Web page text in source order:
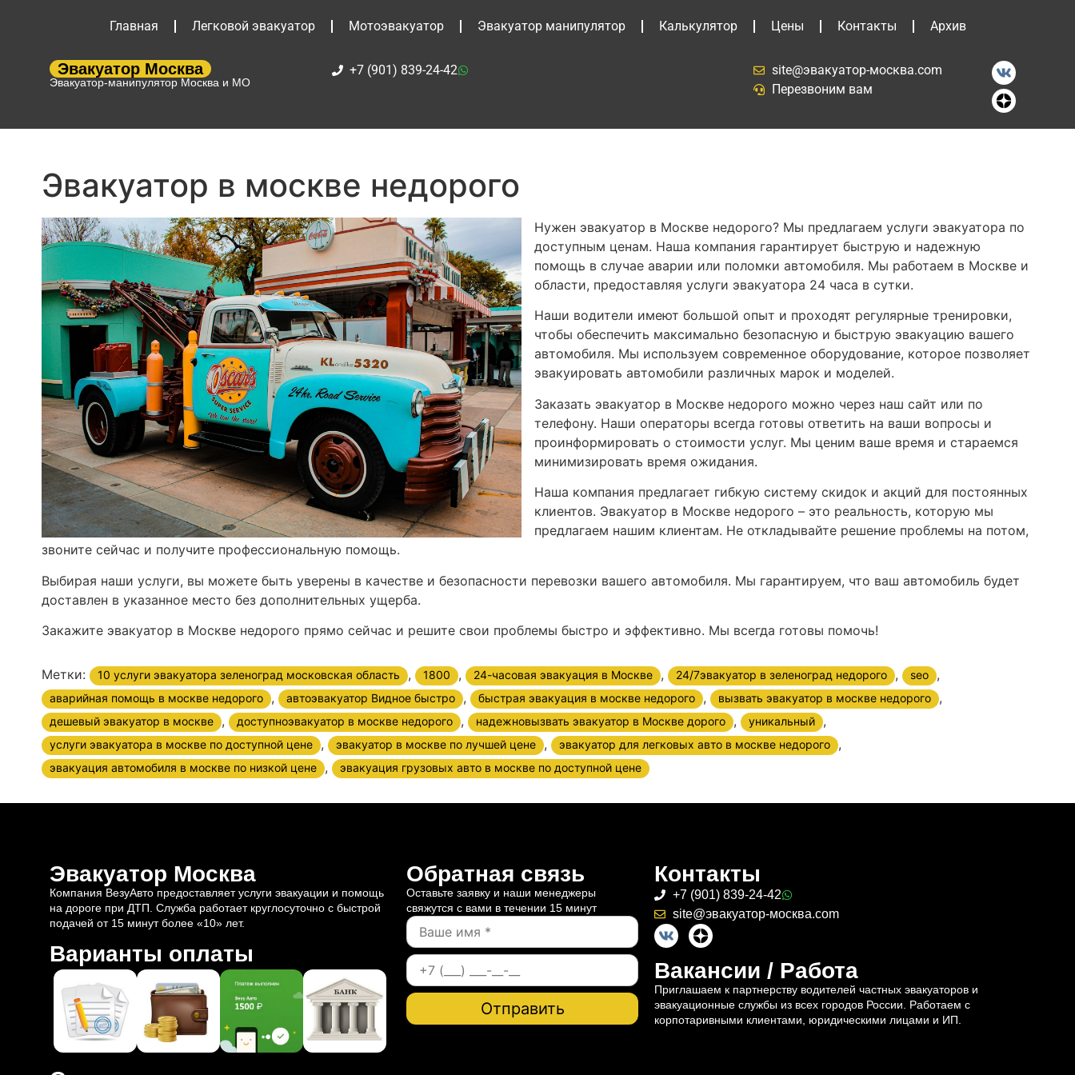
Главная Легковой эвакуатор Мотоэвакуатор Эвакуатор манипулятор Калькулятор Цены Контакты Архив
Эвакуатор Москва
Эвакуатор-манипулятор Москва и МО
+7 (901) 839-24-42
site@эвакуатор-москва.com
Перезвоним вам
Эвакуатор в москве недорого
Нужен эвакуатор в Москве недорого? Мы предлагаем услуги эвакуатора по
доступным ценам. Наша компания гарантирует быструю и надежную
помощь в случае аварии или поломки автомобиля. Мы работаем в Москве и
области, предоставляя услуги эвакуатора 24 часа в сутки.
Наши водители имеют большой опыт и проходят регулярные тренировки,
чтобы обеспечить максимально безопасную и быструю эвакуацию вашего
автомобиля. Мы используем современное оборудование, которое позволяет
эвакуировать автомобили различных марок и моделей.
Заказать эвакуатор в Москве недорого можно через наш сайт или по
телефону. Наши операторы всегда готовы ответить на ваши вопросы и
проинформировать о стоимости услуг. Мы ценим ваше время и стараемся
минимизировать время ожидания.
Наша компания предлагает гибкую систему скидок и акций для постоянных
клиентов. Эвакуатор в Москве недорого – это реальность, которую мы
предлагаем нашим клиентам. Не откладывайте решение проблемы на потом,
звоните сейчас и получите профессиональную помощь.
Выбирая наши услуги, вы можете быть уверены в качестве и безопасности перевозки вашего автомобиля. Мы гарантируем, что ваш автомобиль будет
доставлен в указанное место без дополнительных ущерба.
Закажите эвакуатор в Москве недорого прямо сейчас и решите свои проблемы быстро и эффективно. Мы всегда готовы помочь!
Метки: 10 услуги эвакуатора зеленоград московская область , 1800 , 24-часовая эвакуация в Москве , 24/7эвакуатор в зеленоград недорого , seo ,
аварийная помощь в москве недорого , автоэвакуатор Видное быстро , быстрая эвакуация в москве недорого , вызвать эвакуатор в москве недорого ,
дешевый эвакуатор в москве , доступноэвакуатор в москве недорого , надежновызвать эвакуатор в Москве дорого , уникальный ,
услуги эвакуатора в москве по доступной цене , эвакуатор в москве по лучшей цене , эвакуатор для легковых авто в москве недорого ,
эвакуация автомобиля в москве по низкой цене , эвакуация грузовых авто в москве по доступной цене
Эвакуатор Москва
Компания ВезуАвто предоставляет услуги эвакуации и помощь
на дороге при ДТП. Служба работает круглосуточно с быстрой
подачей от 15 минут более «10» лет.
Варианты оплаты
Обратная связь
Оставьте заявку и наши менеджеры
свяжутся с вами в течении 15 минут
Контакты
+7 (901) 839-24-42
site@эвакуатор-москва.com
Вакансии / Работа
Приглашаем к партнерству водителей частных эвакуаторов и
эвакуационные службы из всех городов России. Работаем с
корпотаривными клиентами, юридическими лицами и ИП.